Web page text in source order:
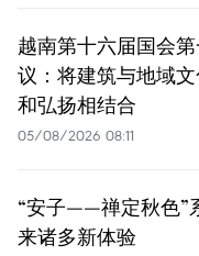
越南第十六届国会
议：将建筑与地域
和弘扬相结合
05/08/2026 08:11
“安子——禅定秋色”
来诸多新体验